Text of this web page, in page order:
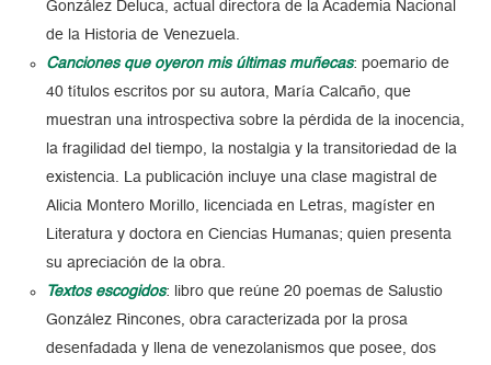
González Deluca, actual directora de la Academia Nacional
de la Historia de Venezuela.
Canciones que oyeron mis últimas muñecas: poemario de
40 títulos escritos por su autora, María Calcaño, que
muestran una introspectiva sobre la pérdida de la inocencia,
la fragilidad del tiempo, la nostalgia y la transitoriedad de la
existencia. La publicación incluye una clase magistral de
Alicia Montero Morillo, licenciada en Letras, magíster en
Literatura y doctora en Ciencias Humanas; quien presenta
su apreciación de la obra.
Textos escogidos: libro que reúne 20 poemas de Salustio
González Rincones, obra caracterizada por la prosa
desenfadada y llena de venezolanismos que posee, dos